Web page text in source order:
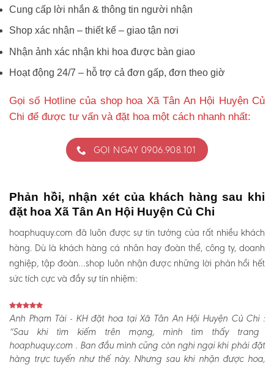
Cung cấp lời nhắn & thông tin người nhận
Shop xác nhận – thiết kế – giao tận nơi
Nhận ảnh xác nhận khi hoa được bàn giao
Hoạt động 24/7 – hỗ trợ cả đơn gấp, đơn theo giờ
Gọi số Hotline của shop hoa Xã Tân An Hội Huyện Củ
Chi để được tư vấn và đặt hoa một cách nhanh nhất:
GỌI NGAY 0906.908.101
Phản hồi, nhận xét của khách hàng sau khi
đặt hoa Xã Tân An Hội Huyện Củ Chi
hoaphuquy.com đã luôn được sự tin tưởng của rất nhiều khách
hàng. Dù là khách hàng cá nhân hay đoàn thể, công ty, doanh
nghiệp, tập đoàn…shop luôn nhận được những lời phản hồi hết
sức tích cực và đầy sự tín nhiệm:
Anh Phạm Tài - KH đặt hoa tại Xã Tân An Hội Huyện Củ Chi :
“Sau khi tìm kiếm trên mạng, mình tìm thấy trang
hoaphuquy.com . Ban đầu mình cũng còn nghi ngại khi phải đặt
hàng trực tuyến như thế này. Nhưng sau khi nhận được hoa,